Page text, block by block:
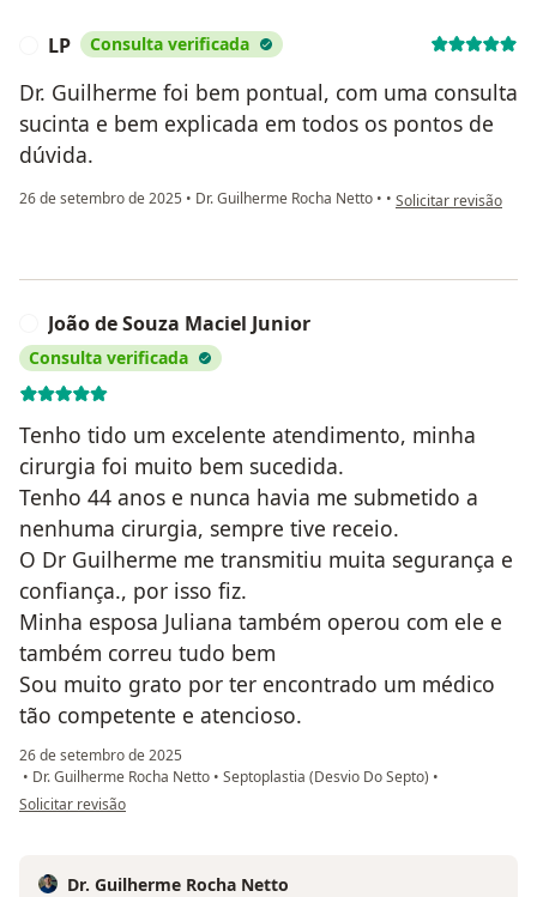
LP Consulta verificada
Dr. Guilherme foi bem pontual, com uma consulta
sucinta e bem explicada em todos os pontos de
dúvida.
26 de setembro de 2025 • Dr. Guilherme Rocha Netto • • na opinião do
Solicitar revisão
João de Souza Maciel Junior
Consulta verificada
Tenho tido um excelente atendimento, minha
cirurgia foi muito bem sucedida.
Tenho 44 anos e nunca havia me submetido a
nenhuma cirurgia, sempre tive receio.
O Dr Guilherme me transmitiu muita segurança e
confiança., por isso fiz.
Minha esposa Juliana também operou com ele e
também correu tudo bem
Sou muito grato por ter encontrado um médico
tão competente e atencioso.
26 de setembro de 2025
• Dr. Guilherme Rocha Netto • Septoplastia (Desvio Do Septo) •
na opinião do utilizador João de Souza Maciel Junior
Solicitar revisão
Dr. Guilherme Rocha Netto